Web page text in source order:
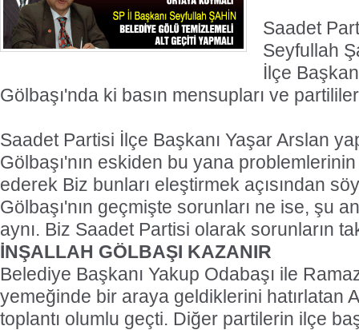
Saadet
Seyfullah
İlçe
Gölbaşı'nda ki basın mensupları ve
Saadet Partisi İlçe Başkanı Yaşar Arslan
Gölbaşı'nın eskiden bu yana
ederek Biz bunları eleştirmek açısından
Gölbaşı'nın geçmişte sorunları ne ise, şu
aynı. Biz Saadet Partisi olarak sorunların
İNŞALLAH GÖLBAŞI KAZANIR
Belediye Başkanı Yakup Odabaşı ile
yemeğinde bir araya geldiklerini hatırlatan
toplantı olumlu geçti. Diğer partilerin ilçe